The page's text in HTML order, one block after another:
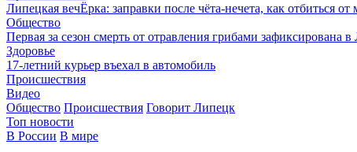
Липецкая вечЁрка: заправки после чёта-нечета, как отбиться
Общество
Первая за сезон смерть от отравления грибами зафиксирована
Здоровье
17-летний курьер въехал в автомобиль
Происшествия
Видео
Общество Происшествия Говорит Липецк
Топ новости
В России В мире